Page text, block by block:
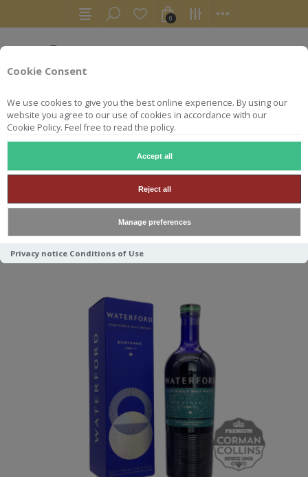
Cookie Consent
We use cookies to give you the best online experience. By using our
website you agree to our use of cookies in accordance with our
Cookie Policy. Feel free to read the policy.
Accept all
Reject all
Manage preferences
Privacy notice Conditions of Use
0
WATERFORD